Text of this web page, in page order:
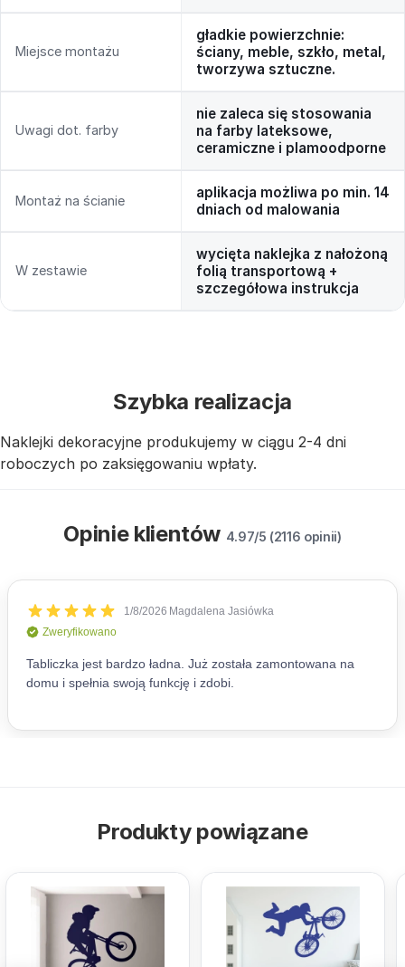
Miejsce montażu
gładkie powierzchnie:
ściany, meble, szkło, metal,
tworzywa sztuczne.
Uwagi dot. farby
nie zaleca się stosowania
na farby lateksowe,
ceramiczne i plamoodporne
Montaż na ścianie
aplikacja możliwa po min. 14
dniach od malowania
W zestawie
wycięta naklejka z nałożoną
folią transportową +
szczegółowa instrukcja
Szybka realizacja
Naklejki dekoracyjne produkujemy w ciągu 2-4 dni
roboczych po zaksięgowaniu wpłaty.
Opinie klientów 4.97/5 (2116 opinii)
Produkty powiązane